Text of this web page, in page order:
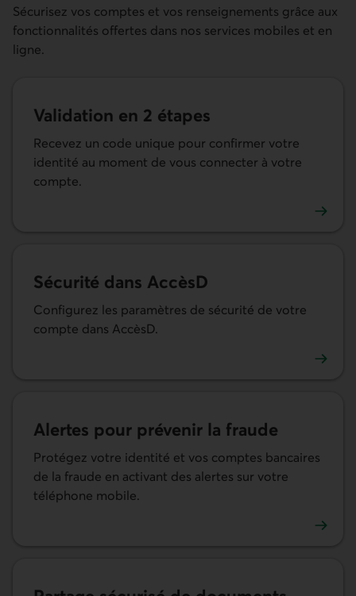
Sécurisez vos comptes et vos renseignements grâce aux
fonctionnalités offertes dans nos services mobiles et en
ligne.
Validation en 2 étapes
Recevez un code unique pour confirmer votre
identité au moment de vous connecter à votre
compte.
Sécurité dans AccèsD
Configurez les paramètres de sécurité de votre
compte dans AccèsD.
Alertes pour prévenir la fraude
Protégez votre identité et vos comptes bancaires
de la fraude en activant des alertes sur votre
téléphone mobile.